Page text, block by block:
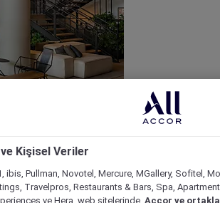
Kişisel Veriler
ibis, Pullman, Novotel, Mercure, MGallery, Sofitel,
Travelpros, Restaurants & Bars, Spa,
ve Hera. web sitelerinde, Accor ve